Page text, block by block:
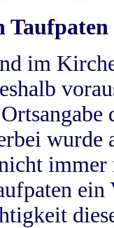
Taufpaten
im
wurde